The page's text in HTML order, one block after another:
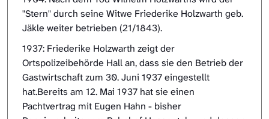
"Stern" durch seine Witwe Friederike Holzwarth geb.
Jäkle weiter betrieben (21/1843).
1937: Friederike Holzwarth zeigt der
Ortspolizeibehörde Hall an, dass sie den Betrieb der
Gastwirtschaft zum 30. Juni 1937 eingestellt
hat.Bereits am 12. Mai 1937 hat sie einen
Pachtvertrag mit Eugen Hahn - bisher